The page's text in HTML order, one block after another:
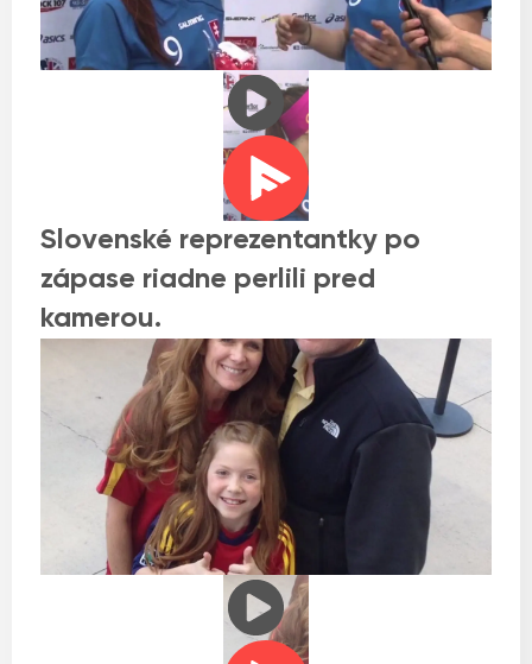
Slovenské reprezentantky po
zápase riadne perlili pred
kamerou.